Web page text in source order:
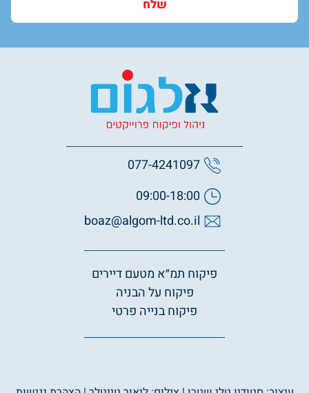
077-4241097
09:00-18:00
boaz@algom-ltd.co.il
פיקוח תמ״א מטעם דיירים
פיקוח על הבניה
פיקוח בנייה פרטי